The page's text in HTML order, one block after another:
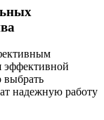
эффективной
выбрать
надежную работу